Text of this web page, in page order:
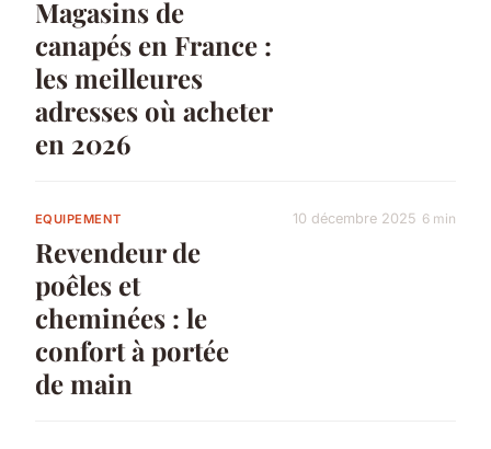
Magasins de
canapés en France :
les meilleures
adresses où acheter
en 2026
EQUIPEMENT
Revendeur de
poêles et
cheminées : le
confort à portée
de main
10 décembre 2025 6 min